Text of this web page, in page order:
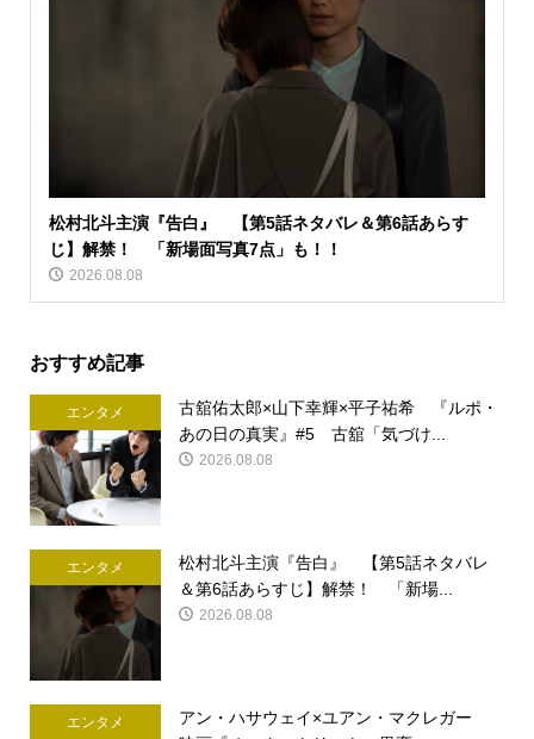
松村北斗主演『告白』 【第5話ネタバレ＆第6話あらす
じ】解禁！ 「新場面写真7点」も！！
2026.08.08
おすすめ記事
エンタメ
古舘佑太郎×山下幸輝×平子祐希 『ルポ・
あの日の真実』#5 古舘「気づけ...
2026.08.08
エンタメ
松村北斗主演『告白』 【第5話ネタバレ
＆第6話あらすじ】解禁！ 「新場...
2026.08.08
エンタメ
アン・ハサウェイ×ユアン・マクレガー